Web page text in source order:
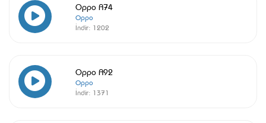
Oppo A74
Oppo
İndir: 1202
Oppo A92
Oppo
İndir: 1371